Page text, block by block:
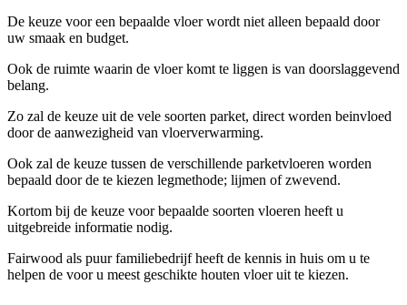
De keuze voor een bepaalde vloer wordt niet alleen bepaald door
uw smaak en budget.
Ook de ruimte waarin de vloer komt te liggen is van doorslaggevend
belang.
Zo zal de keuze uit de vele soorten parket, direct worden beinvloed
door de aanwezigheid van vloerverwarming.
Ook zal de keuze tussen de verschillende parketvloeren worden
bepaald door de te kiezen legmethode; lijmen of zwevend.
Kortom bij de keuze voor bepaalde soorten vloeren heeft u
uitgebreide informatie nodig.
Fairwood als puur familiebedrijf heeft de kennis in huis om u te
helpen de voor u meest geschikte houten vloer uit te kiezen.